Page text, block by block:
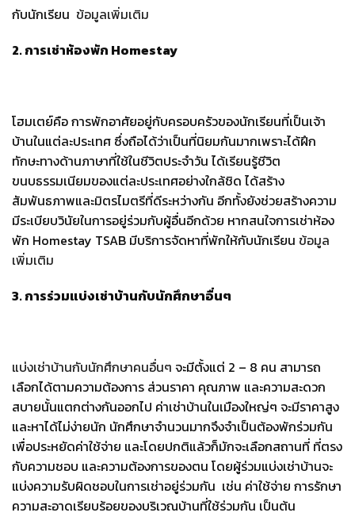
กับนักเรียน ข้อมูลเพิ่มเติม
2. การเช่าห้องพัก Homestay
โฮมเตย์คือการพักอาศัยอยู่กับครอบครัวของนักเรียนที่เป็นเจ้า
บ้านในแต่ละประเทศ ซึ่งถือได้ว่าเป็นที่นิยมกันมากเพราะได้ฝึก
ทักษะทางด้านภาษาที่ใช้ในชีวิตประจำวัน ได้เรียนรู้ชีวิต
ขนบธรรมเนียมของแต่ละประเทศอย่างใกล้ชิด ได้สร้าง
สัมพันธภาพและมิตรไมตรีที่ดีระหว่างกัน อีกทั้งยังช่วยสร้างความ
มีระเบียบวินัยในการอยู่ร่วมกับผู้อื่นอีกด้วย หากสนใจการเช่าห้อง
พัก Homestay TSAB มีบริการจัดหาที่พักให้กับนักเรียน ข้อมูล
เพิ่มเติม
3. การร่วมแบ่งเช่าบ้านกับนักศึกษาอื่นๆ
แบ่งเช่าบ้านกับนักศึกษาคนอื่นๆ จะมีตั้งแต่ 2 – 8 คน สามารถ
เลือกได้ตามความต้องการ ส่วนราคา คุณภาพ และความสะดวก
สบายนั้นแตกต่างกันออกไป ค่าเช่าบ้านในเมืองใหญ่ๆ จะมีราคาสูง
และหาได้ไม่ง่ายนัก นักศึกษาจำนวนมากจึงจำเป็นต้องพักร่วมกัน
เพื่อประหยัดค่าใช้จ่าย และโดยปกติแล้วก็มักจะเลือกสถานที่ ที่ตรง
กับความชอบ และความต้องการของตน โดยผู้ร่วมแบ่งเช่าบ้านจะ
แบ่งความรับผิดชอบในการเช่าอยู่ร่วมกัน เช่น ค่าใช้จ่าย การรักษา
ความสะอาดเรียบร้อยของบริเวณบ้านที่ใช้ร่วมกัน เป็นต้น